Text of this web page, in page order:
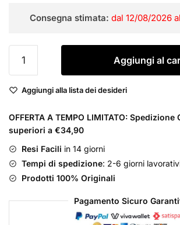
era:
è:
Consegna stimata: dal 12/08/2026
Aqua
Allegoria
Mandarine
Forte
Eau
De
Parfum
quantità
Aggiungi al
Aggiungi alla lista dei desideri
OFFERTA A TEMPO LIMITATO:
superiori a €34,90
Resi Facili in 14 giorni
Tempi di spedizione: 2-6 giorni
Prodotti 100% Originali
Pagamento Sicuro